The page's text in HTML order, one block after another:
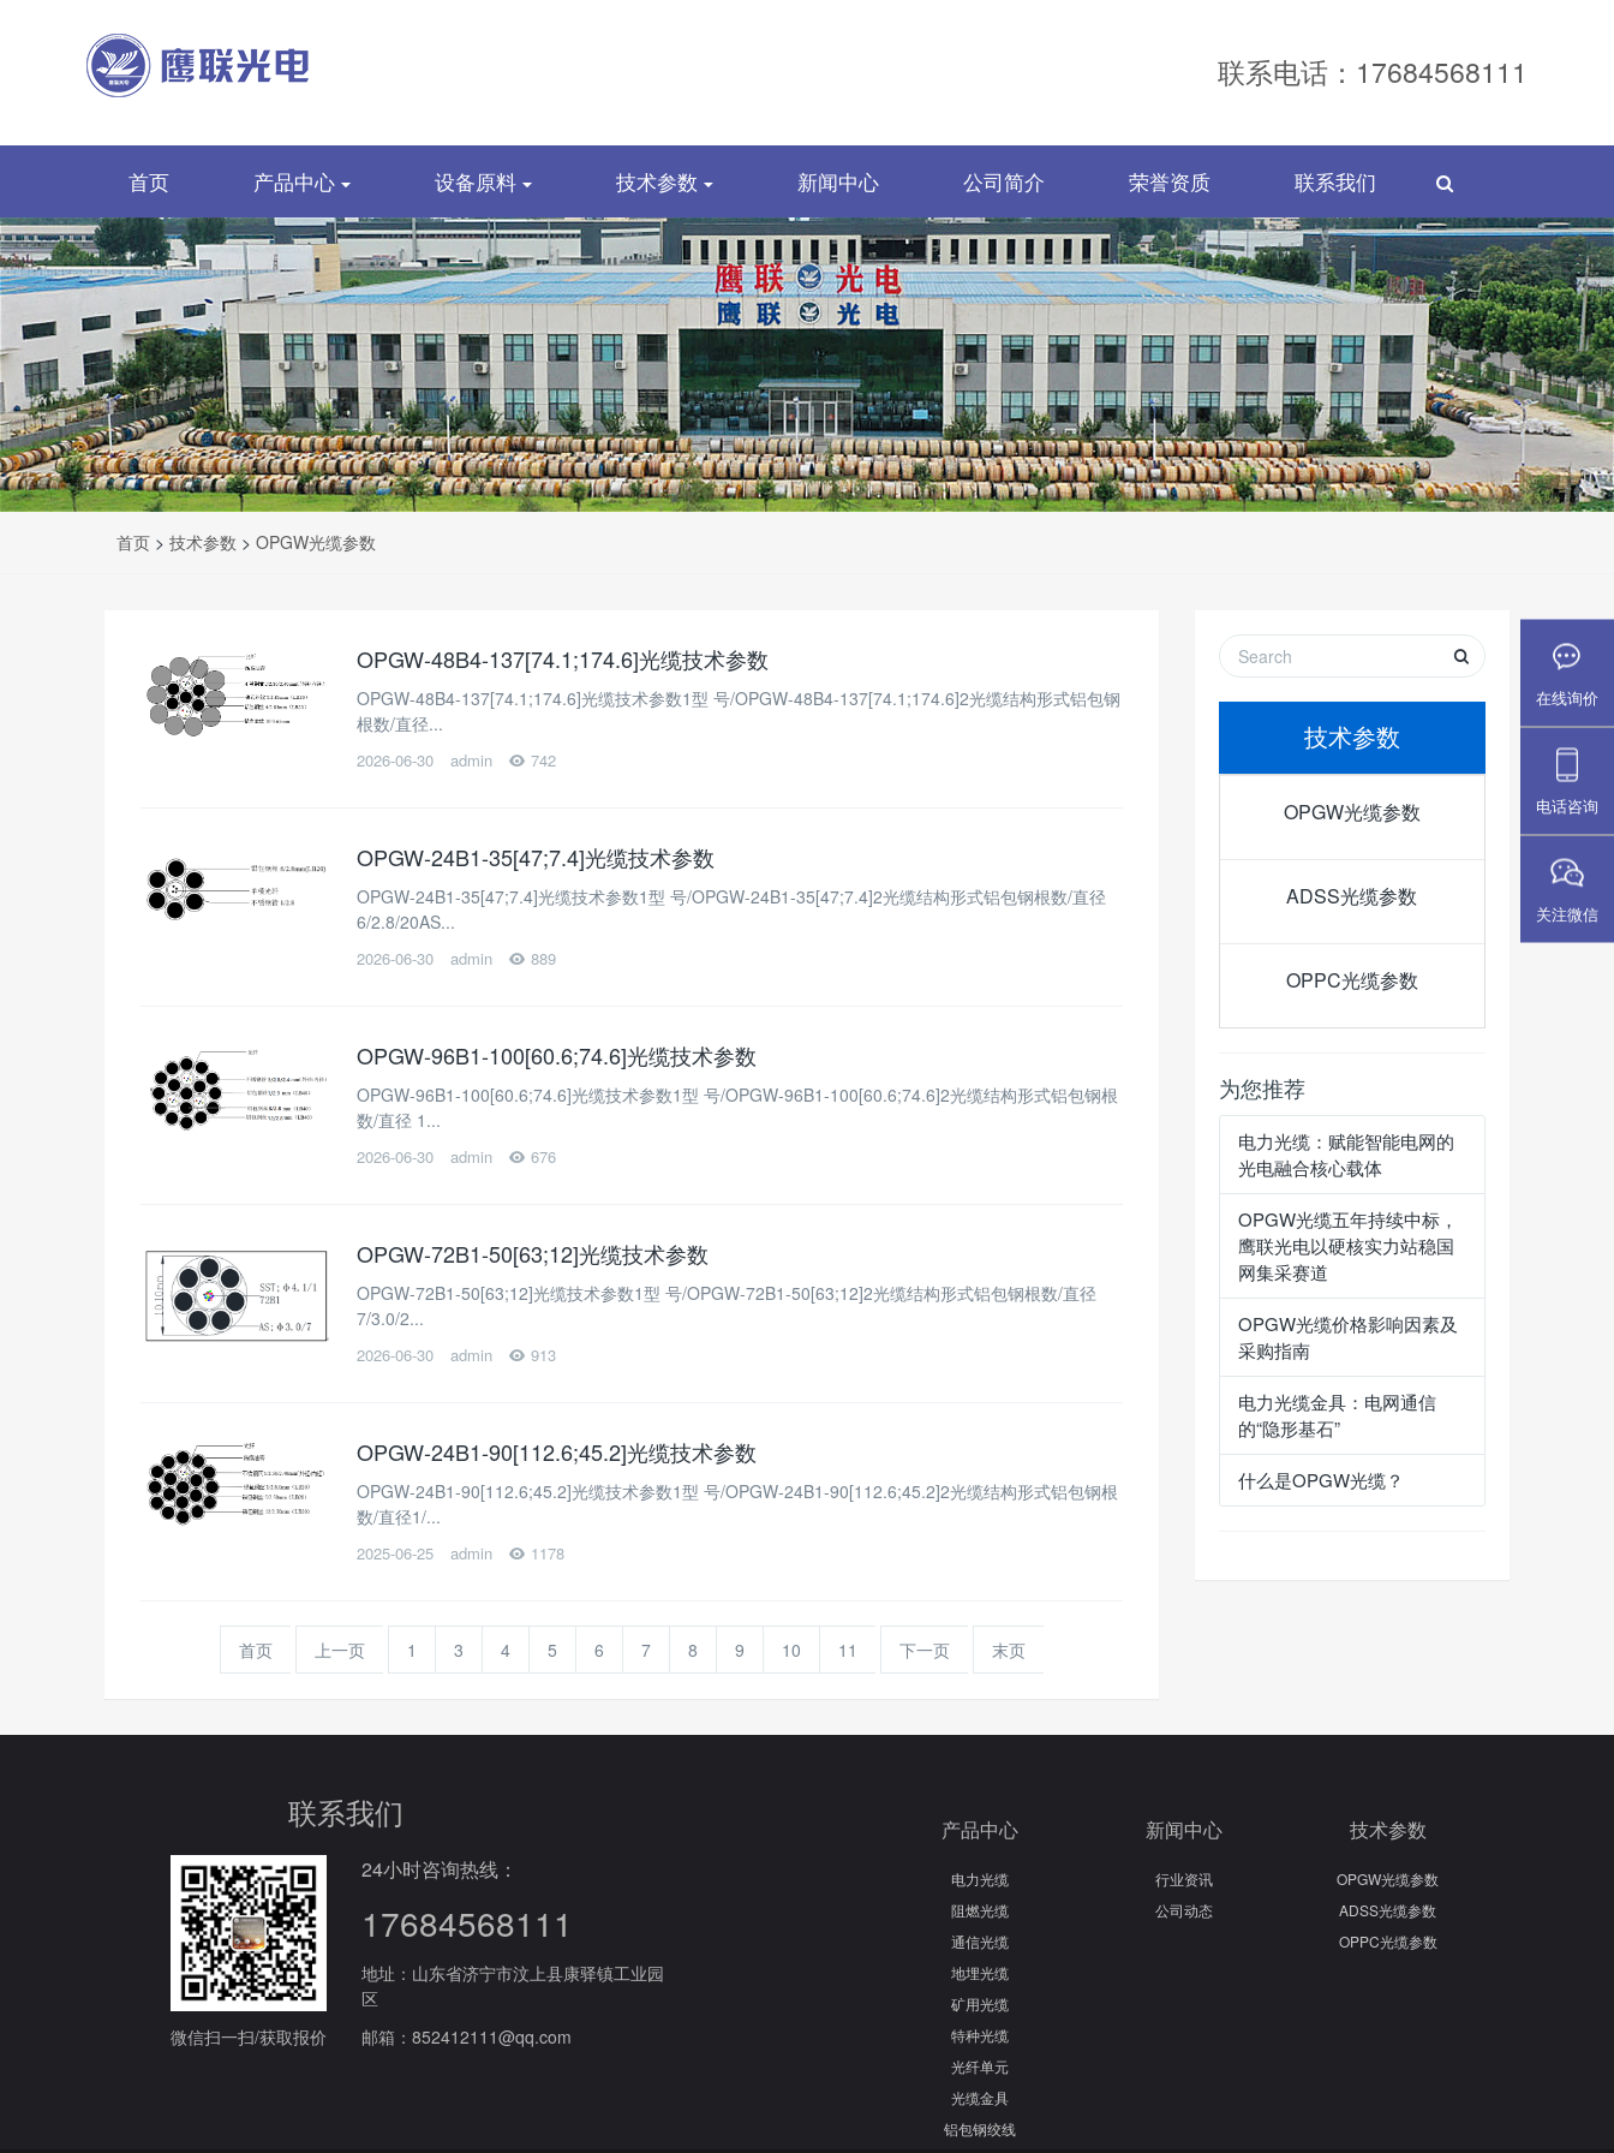
联系电话：17684568111
首页 产品中心 设备原料 技术参数 新闻中心 公司简介 荣誉资质 联系我们
首页 > 技术参数 > OPGW光缆参数
OPGW-48B4-137[74.1;174.6]光缆技术参数
OPGW-48B4-137[74.1;174.6]光缆技术参数1型 号/OPGW-48B4-137[74.1;174.6]2光缆结构形式铝包钢
根数/直径...
2026-06-30 admin 742
OPGW-24B1-35[47;7.4]光缆技术参数
OPGW-24B1-35[47;7.4]光缆技术参数1型 号/OPGW-24B1-35[47;7.4]2光缆结构形式铝包钢根数/直径
6/2.8/20AS...
2026-06-30 admin 889
OPGW-96B1-100[60.6;74.6]光缆技术参数
OPGW-96B1-100[60.6;74.6]光缆技术参数1型 号/OPGW-96B1-100[60.6;74.6]2光缆结构形式铝包钢根
数/直径 1...
2026-06-30 admin 676
OPGW-72B1-50[63;12]光缆技术参数
OPGW-72B1-50[63;12]光缆技术参数1型 号/OPGW-72B1-50[63;12]2光缆结构形式铝包钢根数/直径
7/3.0/2...
2026-06-30 admin 913
OPGW-24B1-90[112.6;45.2]光缆技术参数
OPGW-24B1-90[112.6;45.2]光缆技术参数1型 号/OPGW-24B1-90[112.6;45.2]2光缆结构形式铝包钢根
数/直径1/...
2025-06-25 admin 1178
首页 上一页 1 3 4 5 6 7 8 9 10 11 下一页 末页
技术参数
OPGW光缆参数
ADSS光缆参数
OPPC光缆参数
为您推荐
电力光缆：赋能智能电网的
光电融合核心载体
OPGW光缆五年持续中标，
鹰联光电以硬核实力站稳国
网集采赛道
OPGW光缆价格影响因素及
采购指南
电力光缆金具：电网通信
的“隐形基石”
什么是OPGW光缆？
联系我们
微信扫一扫/获取报价
24小时咨询热线：
17684568111
地址：山东省济宁市汶上县康驿镇工业园
区
邮箱：852412111@qq.com
产品中心
电力光缆
阻燃光缆
通信光缆
地埋光缆
矿用光缆
特种光缆
光纤单元
光缆金具
铝包钢绞线
新闻中心
行业资讯
公司动态
技术参数
OPGW光缆参数
ADSS光缆参数
OPPC光缆参数
在线询价
电话咨询
关注微信